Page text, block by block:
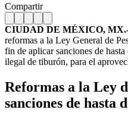
Compartir
CIUDAD DE MÉXICO,
reformas a la Ley General de
fin de aplicar sanciones de
ilegal de tiburón, para el
Reformas a la Ley
sanciones de hasta